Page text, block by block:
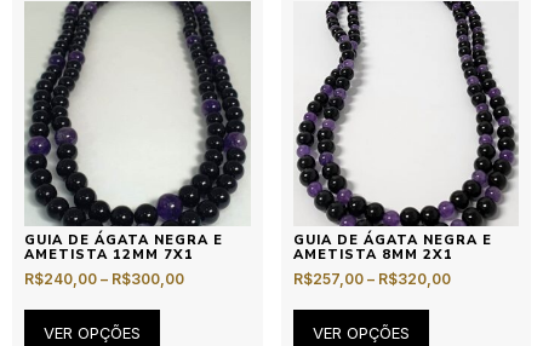
GUIA DE ÁGATA NEGRA E
AMETISTA 12MM 7X1
R$240,00 – R$300,00
VER OPÇÕES
GUIA DE ÁGATA NEGRA E
AMETISTA 8MM 2X1
R$257,00 – R$320,00
VER OPÇÕES